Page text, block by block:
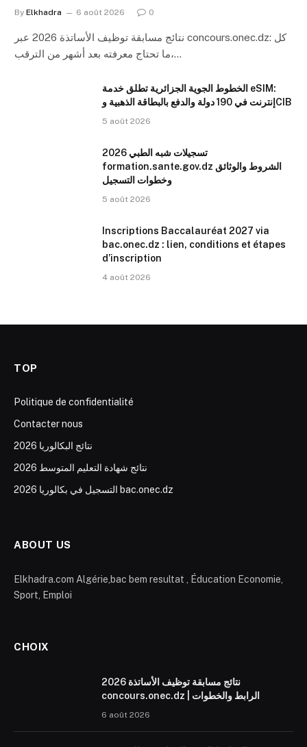
By Elkhadra 6 août 2026 0
نتائج مسابقة توظيف الأساتذة 2026 عبر concours.onec.dz: كل
ما تحتاج معرفته بعد أشهر من الترقب،…
الخطوط الجوية الجزائرية تطلق خدمة eSIM:
إنترنت في 190 دولة والدفع بالبطاقة الذهبية وCIB
5 août 2026
تسجيلات شبه الطبي 2026
formation.sante.gov.dz الشروط والوثائق
وخطوات التسجيل
5 août 2026
Inscriptions Baccalauréat 2027 via
bac.onec.dz : lien, conditions et étapes
d’inscription
4 août 2026
TOP
Politique de confidentialité
Contacter nous
نتائج البكالوريا 2026
نتائج شهادة التعليم المتوسط 2026
التسجيل في بكالوريا 2026 bac.onec.dz
ABOUT US
Elkhadra.com Algérie,bac bem resultat , Éducation Economie,
Sport, Emploi
CHOIX
نتائج مسابقة توظيف الأساتذة 2026
concours.onec.dz | الرابط والخطوات
6 août 2026